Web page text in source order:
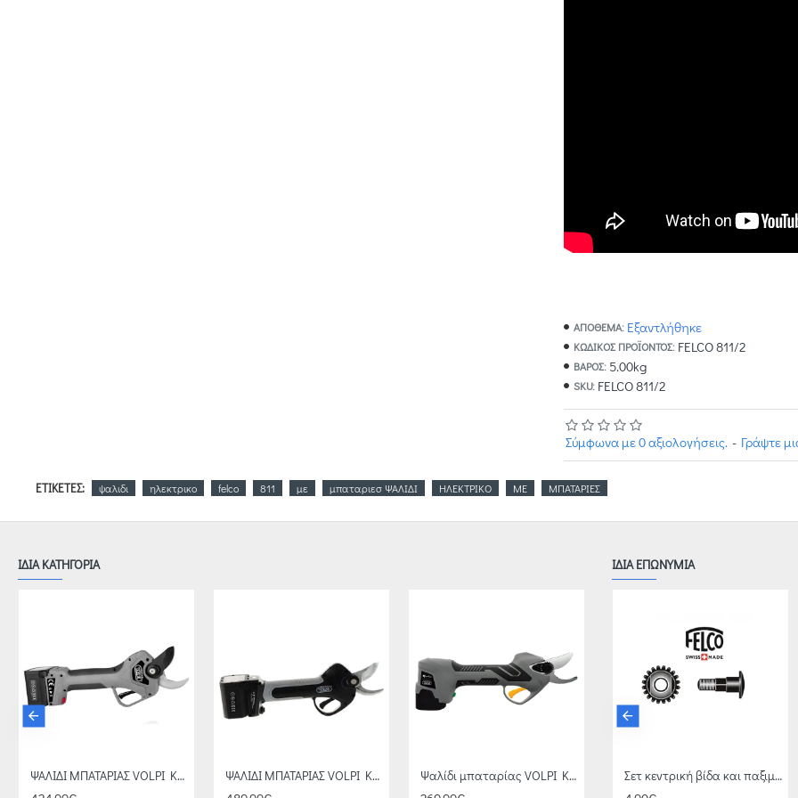
ΑΠΟΘΕΜΑ: Εξαντλήθηκε
ΚΩΔΙΚΌΣ ΠΡΟΪΌΝΤΟΣ: FELCO 811/2
ΒΆΡΟΣ: 5.00kg
SKU: FELCO 811/2
Σύμφωνα με 0 αξιολογήσεις. - Γράψτε
ΕΤΙΚΈΤΕΣ: ψαλιδι ηλεκτρικο felco 811 με μπαταριεσ ΨΑΛΙΔΙ ΗΛΕΚΤΡΙΚΟ ΜΕ ΜΠΑΤΑΡΙΕΣ
ΙΔΙΑ ΚΑΤΗΓΟΡΙΑ
ΨΑΛΙΔΙ ΜΠΑΤΑΡΙΑΣ VOLPI KV 390 ΨΑΛΙΔΙ ΜΠΑΤΑΡΙΑΣ VOLPI KV 380 Ψαλίδι μπαταρίας VOLPI KV 310
ΙΔΙΑ ΕΠΩΝΥΜΙΑ
Σετ κεντρική βίδα και παξιμάδι 30/90 FELCO